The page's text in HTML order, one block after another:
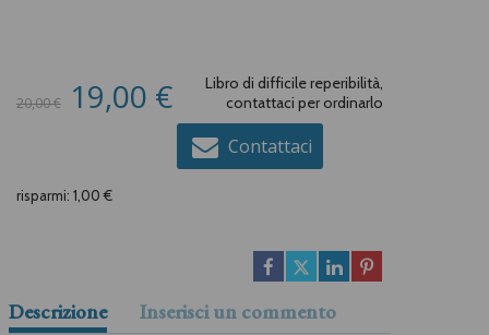
20,00 € 19,00 €
Libro di difficile reperibilità,
contattaci per ordinarlo
Contattaci
risparmi: 1,00 €
Descrizione Inserisci un commento